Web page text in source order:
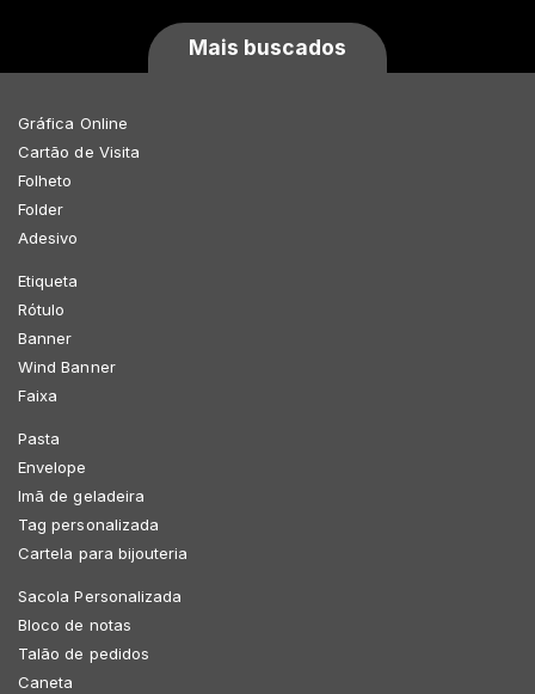
Mais buscados
Gráfica Online
Cartão de Visita
Folheto
Folder
Adesivo
Etiqueta
Rótulo
Banner
Wind Banner
Faixa
Pasta
Envelope
Imã de geladeira
Tag personalizada
Cartela para bijouteria
Sacola Personalizada
Bloco de notas
Talão de pedidos
Caneta